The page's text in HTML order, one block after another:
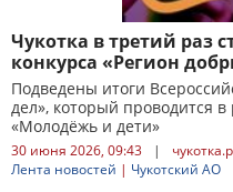
Чукотка в третий раз
конкурса «Регион
Подведены итоги
дел», который проводится
«Молодёжь и дети»
30 июня 2026, 09:43 |
Лента новостей | Чукотский АО